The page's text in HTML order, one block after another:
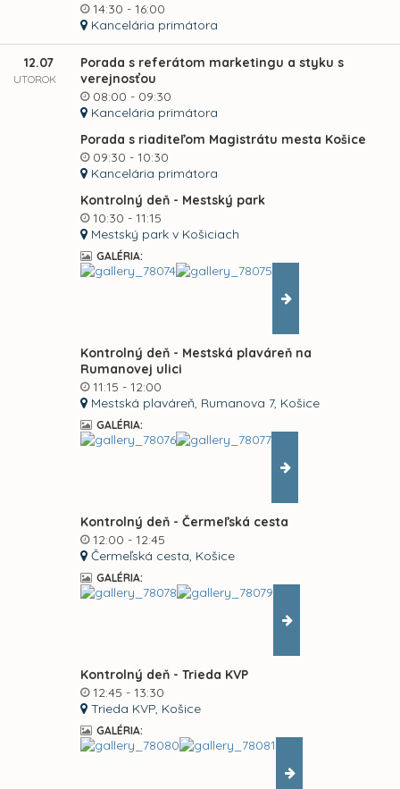
14:30 - 16:00
Kancelária primátora
12.07
UTOROK
Porada s referátom marketingu a styku s
verejnosťou
08:00 - 09:30
Kancelária primátora
Porada s riaditeľom Magistrátu mesta Košice
09:30 - 10:30
Kancelária primátora
Kontrolný deň - Mestský park
10:30 - 11:15
Mestský park v Košiciach
GALÉRIA:
Kontrolný deň - Mestská plaváreň na
Rumanovej ulici
11:15 - 12:00
Mestská plaváreň, Rumanova 7, Košice
GALÉRIA:
Kontrolný deň - Čermeľská cesta
12:00 - 12:45
Čermeľská cesta, Košice
GALÉRIA:
Kontrolný deň - Trieda KVP
12:45 - 13:30
Trieda KVP, Košice
GALÉRIA: